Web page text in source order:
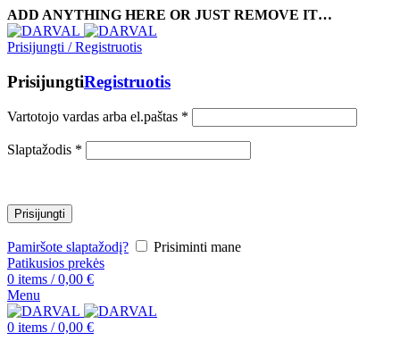
ADD ANYTHING HERE OR JUST REMOVE IT…
Prisijungti / Registruotis
PrisijungtiRegistruotis
Vartotojo vardas arba el.paštas *
Slaptažodis *
Prisijungti
Pamiršote slaptažodį?
Prisiminti mane
Patikusios prekės
0 items / 0,00 €
Menu
0 items / 0,00 €